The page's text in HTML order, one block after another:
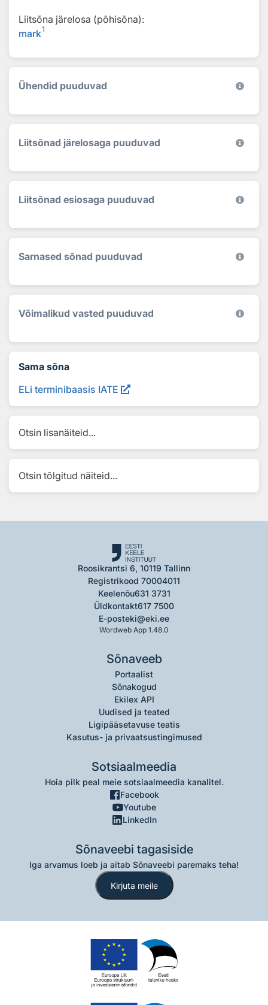
Liitsõna järelosa (põhisõna):
mark1
Ühendid puuduvad
Liitsõnad järelosaga puuduvad
Liitsõnad esiosaga puuduvad
Sarnased sõnad puuduvad
Võimalikud vasted puuduvad
Sama sõna
ELi terminibaasis IATE
Otsin lisanäiteid...
Otsin tõlgitud näiteid...
Roosikrantsi 6, 10119 Tallinn
Registrikood 70004011
Keelenõu631 3731
Üldkontakt617 7500
E-posteki@eki.ee
Wordweb App 1.48.0
Sõnaveeb
Portaalist
Sõnakogud
Ekilex API
Uudised ja teated
Ligipääsetavuse teatis
Kasutus- ja privaatsustingimused
Sotsiaalmeedia
Hoia pilk peal meie sotsiaalmeedia kanalitel.
Facebook
Youtube
LinkedIn
Sõnaveebi tagasiside
Iga arvamus loeb ja aitab Sõnaveebi paremaks teha!
Kirjuta meile